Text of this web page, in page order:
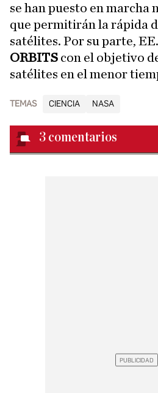
se han puesto en marcha
que permitirán la rápida
satélites. Por su parte,
ORBITS con el objetivo
satélites en el menor
TEMAS CIENCIA NASA
3 comentarios